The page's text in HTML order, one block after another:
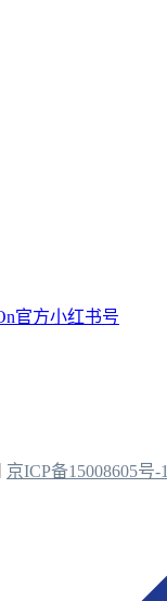
京ICP备15008605号-1